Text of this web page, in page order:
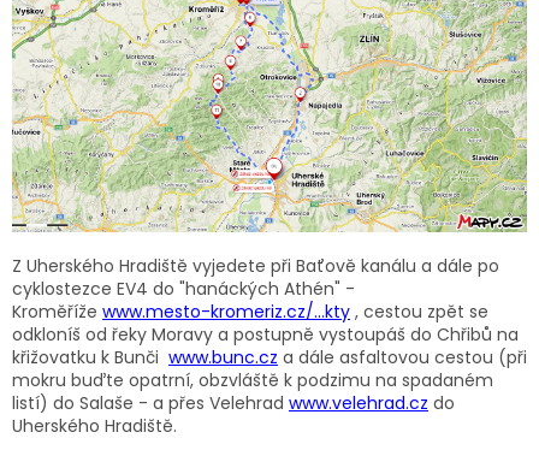
Z Uherského Hradiště vyjedete při Baťově kanálu a dále po
cyklostezce EV4 do "hanáckých Athén" -
Kroměříže www.mesto-kromeriz.cz/…kty , cestou zpět se
odkloníš od řeky Moravy a postupně vystoupáš do Chřibů na
křižovatku k Bunči www.bunc.cz a dále asfaltovou cestou (při
mokru buďte opatrní, obzvláště k podzimu na spadaném
listí) do Salaše - a přes Velehrad www.velehrad.cz do
Uherského Hradiště.